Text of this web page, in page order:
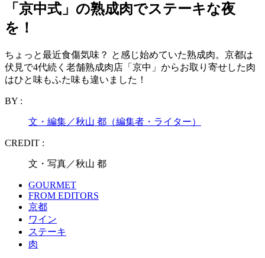
「京中式」の熟成肉でステーキな夜
を！
ちょっと最近食傷気味？ と感じ始めていた熟成肉。京都は
伏見で4代続く老舗熟成肉店「京中」からお取り寄せした肉
はひと味もふた味も違いました！
BY :
文・編集／秋山 都（編集者・ライター）
CREDIT :
文・写真／秋山 都
GOURMET
FROM EDITORS
京都
ワイン
ステーキ
肉